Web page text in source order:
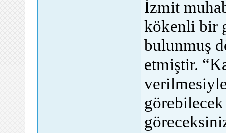
İzmit
kökenli bir
bulunmuş
etmiştir.